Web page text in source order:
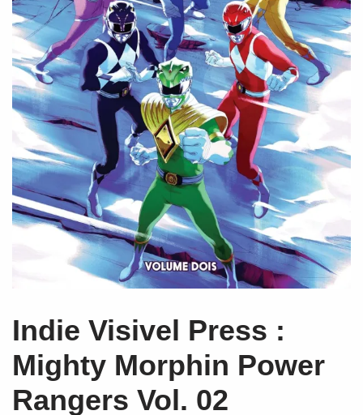
Indie Visivel Press :
Mighty Morphin Power
Rangers Vol. 02